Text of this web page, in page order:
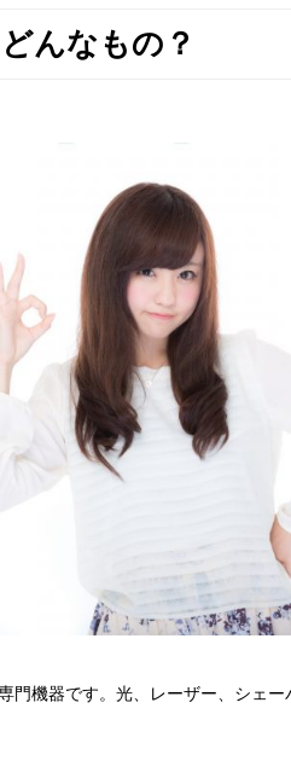
んなもの？
門機器です。光、レーザー、シェ